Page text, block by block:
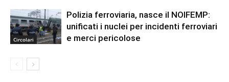
Circolari
Polizia ferroviaria, nasce il NOIFEMP:
unificati i nuclei per incidenti ferroviari
e merci pericolose